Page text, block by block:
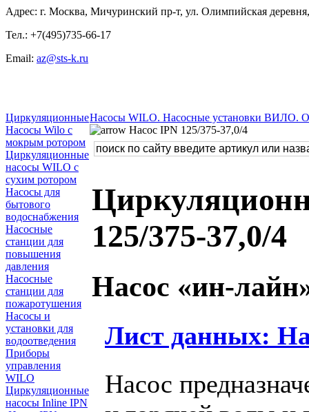
Адрес: г. Москва, Мичуринский пр-т, ул. Олимпийская
Тел.: +7(495)735-66-17
Email: az@sts-k.ru
Циркуляционные
Насосы Wilo с
мокрым ротором
Циркуляционные
насосы WILO с
сухим ротором
Насосы для
бытового
водоснабжения
Насосные
станции для
повышения
давления
Насосные
станции для
пожаротушения
Насосы и
установки для
водоотведения
Приборы
управления
WILO
Циркуляционные
насосы Inline IPN
Насосы WILO. Насосные установки ВИЛО.
Насос IPN 125/375-37,0/4
125/375-37,0/4
Насос «ин-
Лист данных:
Насос